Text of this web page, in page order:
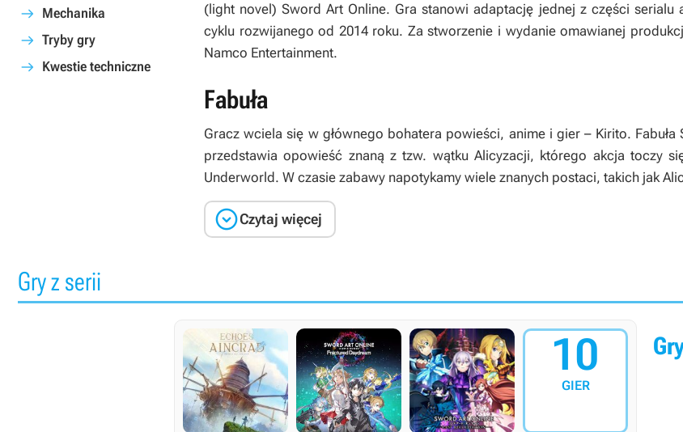
Mechanika
Tryby gry
Kwestie techniczne
(light novel)Sword Art Online. Gra stanowi adaptację jednej z części serialu
cyklu rozwijanego od 2014 roku. Za stworzenie i wydanie omawianej
Namco Entertainment.
Fabuła
Gracz wciela się w głównego bohatera powieści, anime i gier – Kirito. Fabuła
przedstawia opowieść znaną z tzw. wątku Alicyzacji, którego akcja toczy
Underworld. W czasie zabawy napotykamy wiele znanych postaci, takich jak
Czytaj więcej
Gry z serii
10
GIER